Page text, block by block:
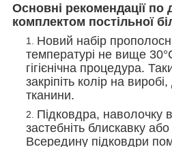
Основні рекомендації по
комплектом постільної
Новий набір
температурі не вище
гігієнічна процедура.
закріпіть колір на
тканини.
Підковдра, наволочку
застебніть блискавку або
Всередину підковдри